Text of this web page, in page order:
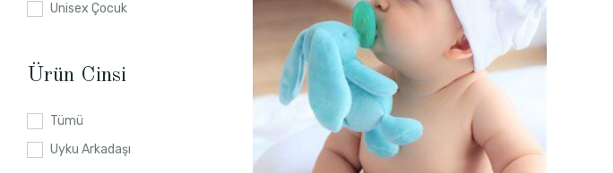
Unisex Çocuk
Ürün Cinsi
Tümü
Uyku Arkadaşı